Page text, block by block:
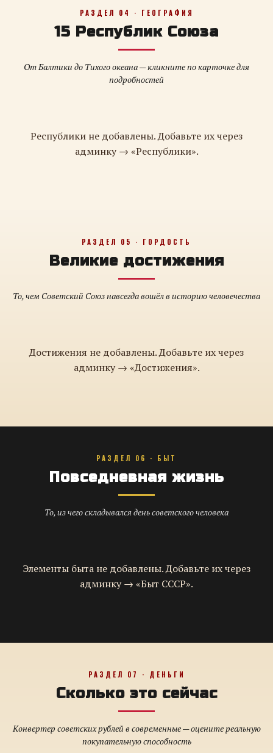
РАЗДЕЛ 04 · ГЕОГРАФИЯ
15 Республик Союза
От Балтики до Тихого океана — кликните по карточке для
подробностей
Республики не добавлены. Добавьте их через
админку → «Республики».
РАЗДЕЛ 05 · ГОРДОСТЬ
Великие достижения
То, чем Советский Союз навсегда вошёл в историю человечества
Достижения не добавлены. Добавьте их через
админку → «Достижения».
РАЗДЕЛ 06 · БЫТ
Повседневная жизнь
То, из чего складывался день советского человека
Элементы быта не добавлены. Добавьте их через
админку → «Быт СССР».
РАЗДЕЛ 07 · ДЕНЬГИ
Сколько это сейчас
Конвертер советских рублей в современные — оцените реальную
покупательную способность